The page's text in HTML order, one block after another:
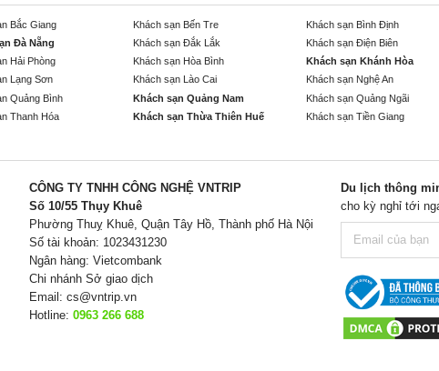
Bắc Giang Khách sạn Bến Tre Khách sạn Bình Định
Đà Nẵng Khách sạn Đắk Lắk Khách sạn Điện Biên
Hải Phòng Khách sạn Hòa Bình Khách sạn Khánh Hòa
Lạng Sơn Khách sạn Lào Cai Khách sạn Nghệ An
Quảng Bình Khách sạn Quảng Nam Khách sạn Quảng Ngãi
Thanh Hóa Khách sạn Thừa Thiên Huế Khách sạn Tiền Giang
CÔNG TY TNHH CÔNG NGHỆ VNTRIP
Số 10/55 Thụy Khuê
Phường Thuỵ Khuê, Quận Tây Hồ, Thành phố Hà Nội
Số tài khoản: 1023431230
Ngân hàng: Vietcombank
Chi nhánh Sở giao dịch
Email: cs@vntrip.vn
Hotline: 0963 266 688
Du lịch thông
cho kỳ nghỉ tới